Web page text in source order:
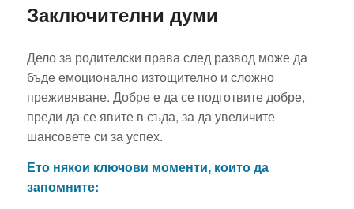
Заключителни думи
Дело за родителски права след развод може да
бъде емоционално изтощително и сложно
преживяване. Добре е да се подготвите добре,
преди да се явите в съда, за да увеличите
шансовете си за успех.
Ето някои ключови моменти, които да
запомните: